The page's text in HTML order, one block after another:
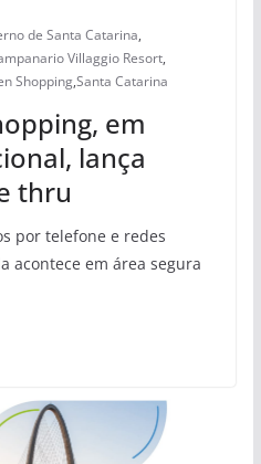
de Santa Catarina,
Villaggio Resort,
Shopping,Santa Catarina
em
lança
thru
por telefone e redes
acontece em área segura